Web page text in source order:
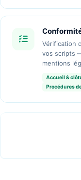
Vérification
vos scripts
mentions
Accueil &
Procédures